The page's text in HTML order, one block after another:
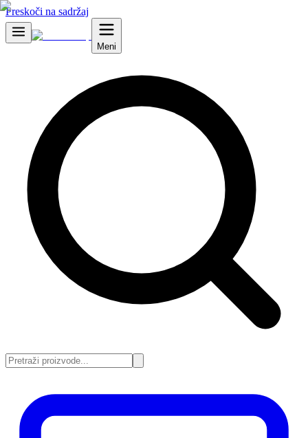
Preskoči na sadržaj
Meni